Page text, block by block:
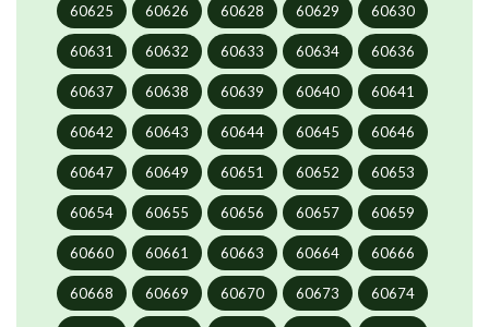
60625 60626 60628 60629 60630
60631 60632 60633 60634 60636
60637 60638 60639 60640 60641
60642 60643 60644 60645 60646
60647 60649 60651 60652 60653
60654 60655 60656 60657 60659
60660 60661 60663 60664 60666
60668 60669 60670 60673 60674